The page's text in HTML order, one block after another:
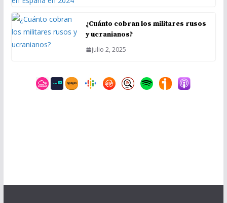
¿Cuánto cobran los militares rusos
y ucranianos?
julio 2, 2025